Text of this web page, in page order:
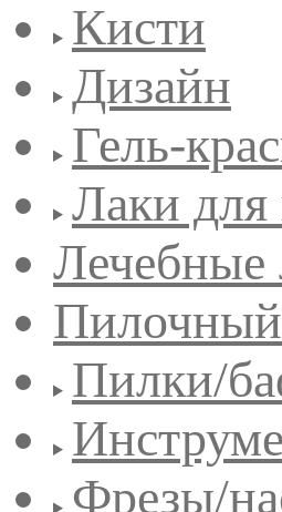
Кисти
Дизайн
Гель-
Лаки для
Лечебные
Пилки/
Фрезы/